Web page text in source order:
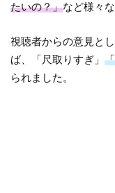
たいの？」など様々
視聴者からの意見と
ば、「尺取りすぎ」
られました。